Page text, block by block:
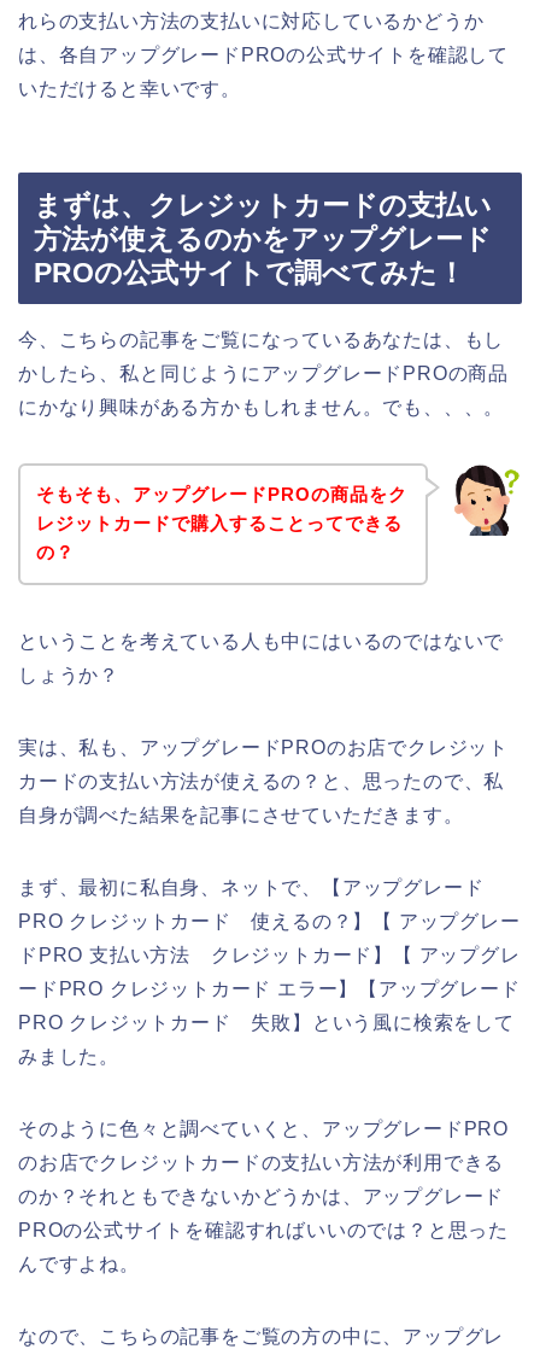
れらの支払い方法の支払いに対応しているかどうか
は、各自アップグレードPROの公式サイトを確認して
いただけると幸いです。
まずは、クレジットカードの支払い
方法が使えるのかをアップグレード
PROの公式サイトで調べてみた！
今、こちらの記事をご覧になっているあなたは、もし
かしたら、私と同じようにアップグレードPROの商品
にかなり興味がある方かもしれません。でも、、、。
そもそも、アップグレードPROの商品をク
レジットカードで購入することってできる
の？
ということを考えている人も中にはいるのではないで
しょうか？
実は、私も、アップグレードPROのお店でクレジット
カードの支払い方法が使えるの？と、思ったので、私
自身が調べた結果を記事にさせていただきます。
まず、最初に私自身、ネットで、【アップグレード
PRO クレジットカード 使えるの？】【 アップグレー
ドPRO 支払い方法 クレジットカード】【 アップグレ
ードPRO クレジットカード エラー】【アップグレード
PRO クレジットカード 失敗】という風に検索をして
みました。
そのように色々と調べていくと、アップグレードPRO
のお店でクレジットカードの支払い方法が利用できる
のか？それともできないかどうかは、アップグレード
PROの公式サイトを確認すればいいのでは？と思った
んですよね。
なので、こちらの記事をご覧の方の中に、アップグレ